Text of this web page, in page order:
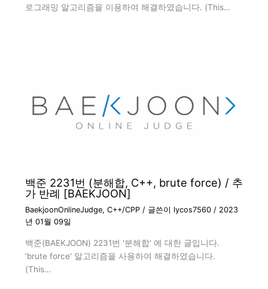
로그래밍 알고리즘을 이용하여 해결하였습니다. (This…
백준 2231번 (분해합, C++, brute force) / 추
가 반례 [BAEKJOON]
BaekjoonOnlineJudge, C++/CPP/ 글쓴이 lycos7560 / 2023
년 01월 09일
백준(BAEKJOON) 2231번 '분해합' 에 대한 글입니다.
'brute force' 알고리즘을 사용하여 해결하였습니다.
(This…